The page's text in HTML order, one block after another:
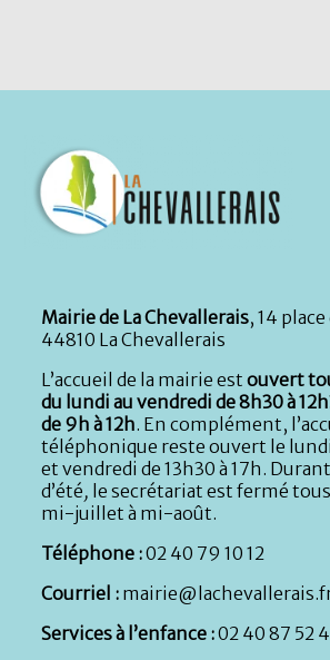
Mairie de La Chevallerais, 14
44810 La Chevallerais
L’accueil de la mairie estouvert
du lundi au vendredi de 8h30 à
de 9h à 12h. En complément,
téléphonique reste ouvert le
et vendredi de 13h30 à 17h.
d’été, le secrétariat est fermé
mi-juillet à mi-août.
Téléphone :02 40 79 10 12
Courriel :
Services à l’enfance :02 40 87 52